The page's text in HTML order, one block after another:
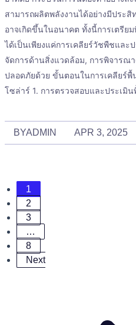
สามารถผลิตพลังงานได้อย่างมีประ
อาจเกิดขึ้นในอนาคต ทั้งนี้การเตรีย
ได้เป็นเพียงแค่การเคลียร์วัชพืชและ
จัดการด้านสิ่งแวดล้อม, การพิจารณ
ปลอดภัยด้วย ขั้นตอนในการเคลียร์
โซล่าร์ 1. การตรวจสอบและประเมิ
BYADMIN APR 3, 2025
1
2
3
…
8
Next